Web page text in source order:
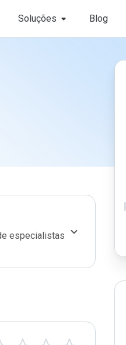
Soluções Blog
especialistas